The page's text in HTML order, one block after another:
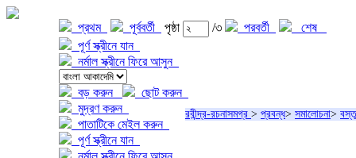
প্রথম পূর্ববর্তী পৃষ্ঠা /৩ পরবর্তী
শেষ
পূর্ণ স্ক্রীনে যান
নর্মাল স্ক্রীনে ফিরে আসুন
বড় করুন
ছোট করুন
মুদ্রণ করুন
পাতাটিকে মেইল করুন
পূর্ণ স্ক্রীনে যান
রবীন্দ্র-রচনাসমগ্র > প্রবন্ধ> সমালোচনা>